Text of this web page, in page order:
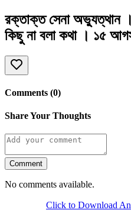
রক্তাক্ত সেনা অভ্যুত্থান
কিছু না বলা কথা । ১৫
Comments (0)
Share Your Thoughts
Comment
No comments available.
Click to Download